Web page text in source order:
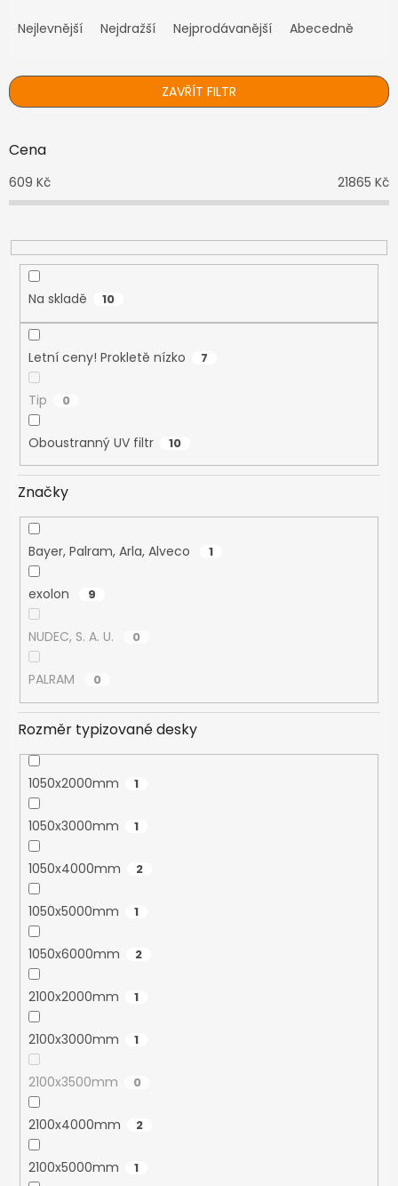
a
n
í
r
d
u
t
ů
Nejlevnější Nejdražší Nejprodávanější Abecedně
ZAVŘÍT FILTR
Cena
609 Kč 21865 Kč
Na skladě 10
Letní ceny! Prokletě nízko 7
Tip 0
Oboustranný UV filtr 10
Značky
Bayer, Palram, Arla, Alveco 1
exolon 9
NUDEC, S. A. U. 0
PALRAM 0
Rozměr typizované desky
1050x2000mm 1
1050x3000mm 1
1050x4000mm 2
1050x5000mm 1
1050x6000mm 2
2100x2000mm 1
2100x3000mm 1
2100x3500mm 0
2100x4000mm 2
2100x5000mm 1